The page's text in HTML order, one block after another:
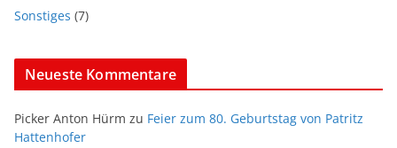
Sonstiges (7)
Neueste Kommentare
Picker Anton Hürm zu Feier zum 80. Geburtstag von Patritz
Hattenhofer